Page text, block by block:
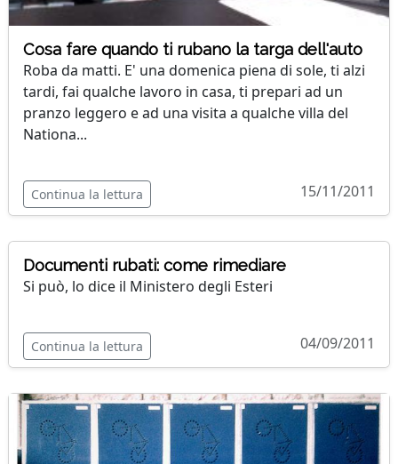
Cosa fare quando ti rubano la targa dell'auto
Roba da matti. E' una domenica piena di sole, ti alzi
tardi, fai qualche lavoro in casa, ti prepari ad un
pranzo leggero e ad una visita a qualche villa del
Nationa...
Continua la lettura 15/11/2011
Documenti rubati: come rimediare
Si può, lo dice il Ministero degli Esteri
Continua la lettura 04/09/2011